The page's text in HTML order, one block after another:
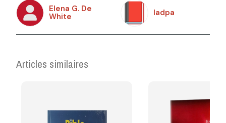
Elena G. De
White
Iadpa
Articles similaires